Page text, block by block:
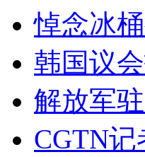
悼念冰
韩国议
解放军
CGTN